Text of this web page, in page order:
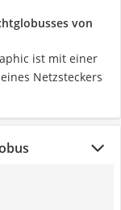
von
ist mit einer
Netzsteckers